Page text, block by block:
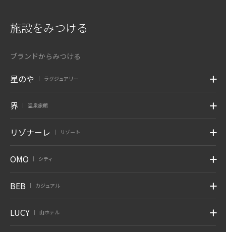
施設をみつける
ブランドからみつける
星のや ラグジュアリー
界 温泉旅館
リゾナーレ リゾート
OMO シティ
BEB カジュアル
LUCY 山ホテル